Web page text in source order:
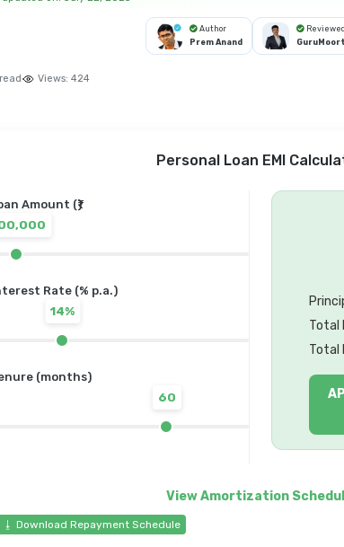
Author
Prem Anand
Views: 424
Personal Loan EMI
Amount (₹)
Rate (% p.a.)
14%
(months)
60
Total
Total
⭳ Download Repayment Schedule